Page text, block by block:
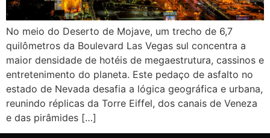
No meio do Deserto de Mojave, um trecho de 6,7
quilômetros da Boulevard Las Vegas sul concentra a
maior densidade de hotéis de megaestrutura, cassinos e
entretenimento do planeta. Este pedaço de asfalto no
estado de Nevada desafia a lógica geográfica e urbana,
reunindo réplicas da Torre Eiffel, dos canais de Veneza
e das pirâmides […]